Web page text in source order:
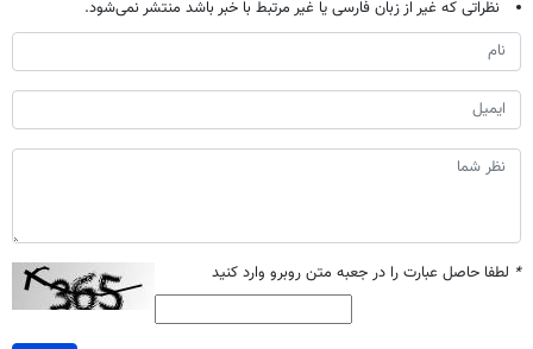
نظراتی که غیر از زبان فارسی یا غیر مرتبط با خبر باشد منتشر نمی‌شود.
* لطفا حاصل عبارت را در جعبه متن روبرو وارد کنید